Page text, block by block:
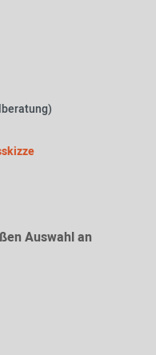
Auswahl an